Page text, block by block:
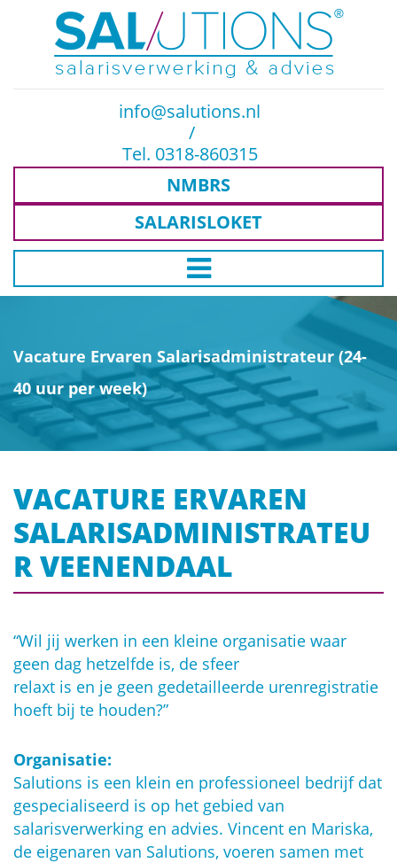
info@salutions.nl
/
Tel. 0318-860315
NMBRS
SALARISLOKET
Vacature Ervaren Salarisadministrateur (24-
40 uur per week)
VACATURE ERVAREN
SALARISADMINISTRATEU
R VEENENDAAL
“Wil jij werken in een kleine organisatie waar
geen dag hetzelfde is, de sfeer
relaxt is en je geen gedetailleerde urenregistratie
hoeft bij te houden?”
Organisatie:
Salutions is een klein en professioneel bedrijf dat
gespecialiseerd is op het gebied van
salarisverwerking en advies. Vincent en Mariska,
de eigenaren van Salutions, voeren samen met